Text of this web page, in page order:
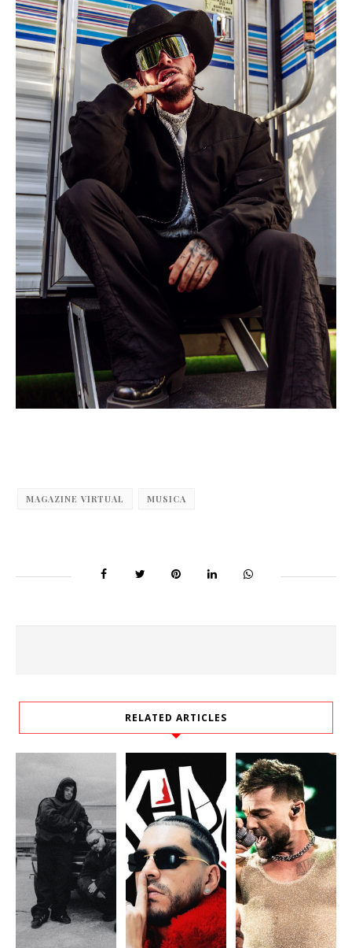
MAGAZINE VIRTUAL MUSICA
RELATED ARTICLES